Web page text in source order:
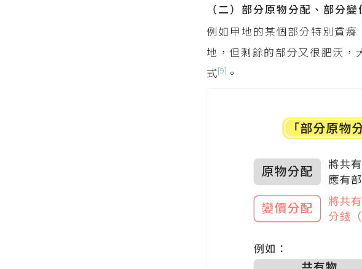
（二）部分原物分配、部分變
例如甲地的某個部分特別貧
地，但剩餘的部分又很肥沃，
式[9] 。